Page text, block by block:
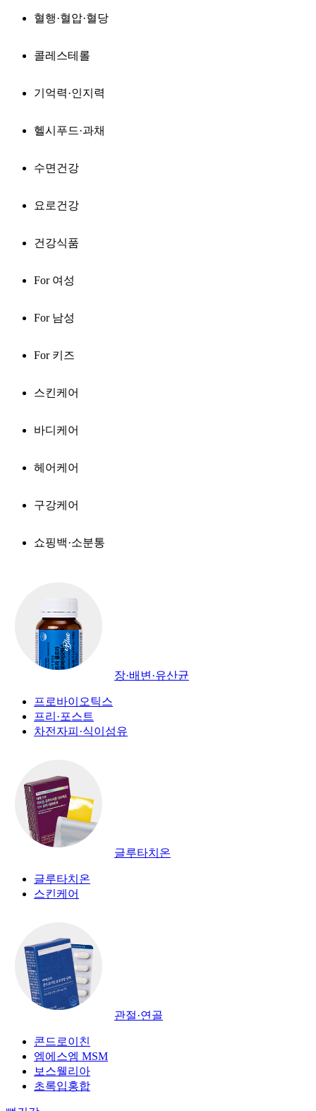
혈행·혈압·혈당
콜레스테롤
기억력·인지력
헬시푸드·과채
수면건강
요로건강
건강식품
For 여성
For 남성
For 키즈
스킨케어
바디케어
헤어케어
구강케어
쇼핑백·소분통
장·배변·유산균
프로바이오틱스
프리·포스트
차전자피·식이섬유
글루타치온
글루타치온
스킨케어
관절·연골
콘드로이친
엠에스엠 MSM
보스웰리아
초록입홍합